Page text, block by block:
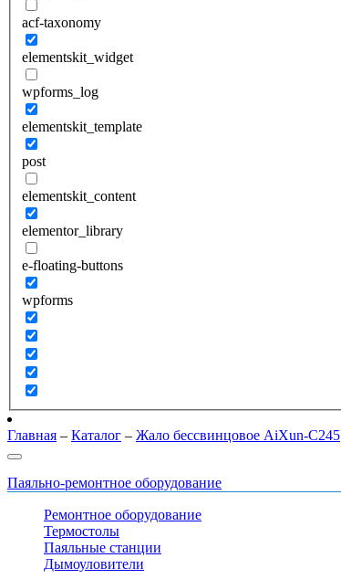
acf-taxonomy
elementskit_widget
wpforms_log
elementskit_template
post
elementskit_content
elementor_library
e-floating-buttons
wpforms
Главная – Каталог – Жало бессвинцовое AiXun-C245
Паяльно-ремонтное оборудование
Ремонтное оборудование
Термостолы
Паяльные станции
Дымоуловители